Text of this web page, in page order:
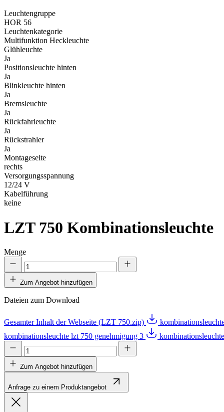
Leuchtengruppe
HOR 56
Leuchtenkategorie
Multifunktion Heckleuchte
Glühleuchte
Ja
Positionsleuchte hinten
Ja
Blinkleuchte hinten
Ja
Bremsleuchte
Ja
Rückfahrleuchte
Ja
Rückstrahler
Ja
Montageseite
rechts
Versorgungsspannung
12/24 V
Kabelführung
keine
LZT 750 Kombinationsleuchte
Menge
Zum Angebot hinzufügen
Dateien zum Download
Gesamter Inhalt der Webseite (LZT 750.zip)
kombinationsleuchte lzt 750 genehmigung 3
Zum Angebot hinzufügen
Anfrage zu einem Produktangebot